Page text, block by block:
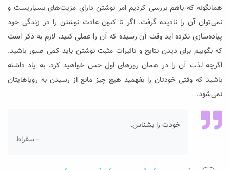
همانگونه که باهم بررسی کردیم امر نوشتن دارای مزیت‌های بسیاریست و
نمی‌توان آن را نادیده گرفت. اگر تا کنون عادت نوشتن را در زندگی خود
پیاده‌سازی نکرده اید وقت آن رسیده که آن را عملی کنید. لازم به ذکر است
که بگوییم برای دیدن نتایج و تاثیرات مثبت نوشتن باید کمی صبور باشید.
اگرچه لذت‌ آن‌ را در همان روز‌های اول حس خواهید کرد. به یاد داشته
باشید که وقتی خودتان را بفهمید هیچ چیز مانع از رسیدن به رویا‌هایتان
نمی‌شود.
خودت را بشناس.
- سقراط